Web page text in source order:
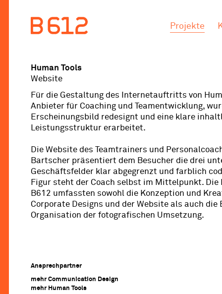
Projekte
Human Tools
Website
Für die Gestaltung des Internetauftritts von
Anbieter für Coaching und Teamentwicklung,
Erscheinungsbild redesignt und eine klare
Leistungsstruktur erarbeitet.
Die Website des Teamtrainers und
Bartscher präsentiert dem Besucher die drei
Geschäftsfelder klar abgegrenzt und farblich
Figur steht der Coach selbst im Mittelpunkt. Die
B612 umfassten sowohl die Konzeption und
Corporate Designs und der Website als auch die
Organisation der fotografischen Umsetzung.
Ansprechpartner
mehr Communication Design
mehr Human Tools